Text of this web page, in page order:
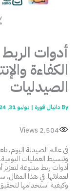
أدوات
الكفاءة
الصيدليات
By دانيال قورة | يوليو 31, 2024
2٬504
في عالم الصيدلة اليوم،
وتبسيط العمليات
أدوات ربط متنوعة
لعملائها. في هذا
وكيفية استخدامها